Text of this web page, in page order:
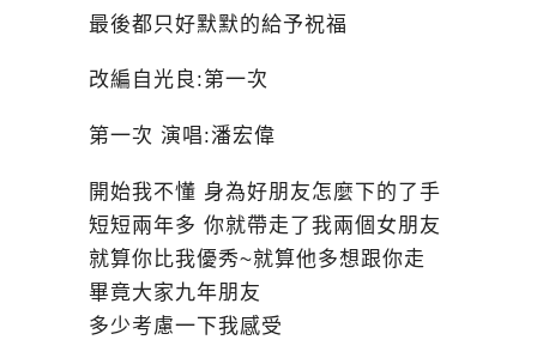
最後都只好默默的給予祝福
改編自光良:第一次
第一次 演唱:潘宏偉
開始我不懂 身為好朋友怎麼下的了手
短短兩年多 你就帶走了我兩個女朋友
就算你比我優秀~就算他多想跟你走
畢竟大家九年朋友
多少考慮一下我感受